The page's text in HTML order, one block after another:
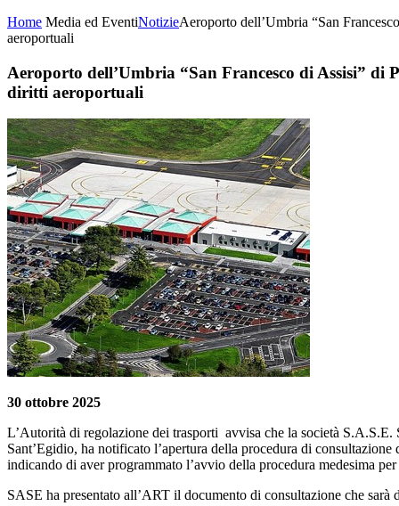
Home Media ed EventiNotizieAeroporto dell’Umbria “San
aeroportuali
Aeroporto dell’Umbria “San Francesco di Assisi”
diritti aeroportuali
30 ottobre 2025
L’Autorità di regolazione dei trasporti avvisa che la società
Sant’Egidio, ha notificato l’apertura della procedura di
indicando di aver programmato l’avvio della procedura medesima
SASE ha presentato all’ART il documento di consultazione che